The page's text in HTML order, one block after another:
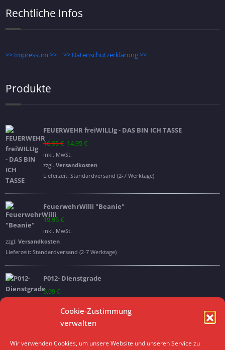
Cookie-Zustimmung
verwalten
Wir verwenden Cookies, um unsere Website und unseren Service zu
Rechtliche Infos
>> Impressum >>| >> Datenschutzerklärung >>
Produkte
FEUERWEHR freiWILLIg - DAS BIN ICH TASSE
16,95€ Ursprünglicher
Preis
war:
16,95 €
14,95€
ist:
14,95 €.
inkl. MwSt.
zzgl. Versandkosten
Lieferzeit: Standardversand (2-7 Werktage)
FeuerwehrWilli "Beanie"
19,95€
inkl. MwSt.
zzgl. Versandkosten
Lieferzeit: Standardversand (2-7 Werktage)
P012- Dienstgrade
5,99€